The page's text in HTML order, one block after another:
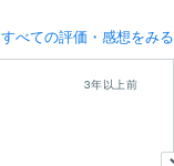
すべての評価・感想をみる
3年以上前